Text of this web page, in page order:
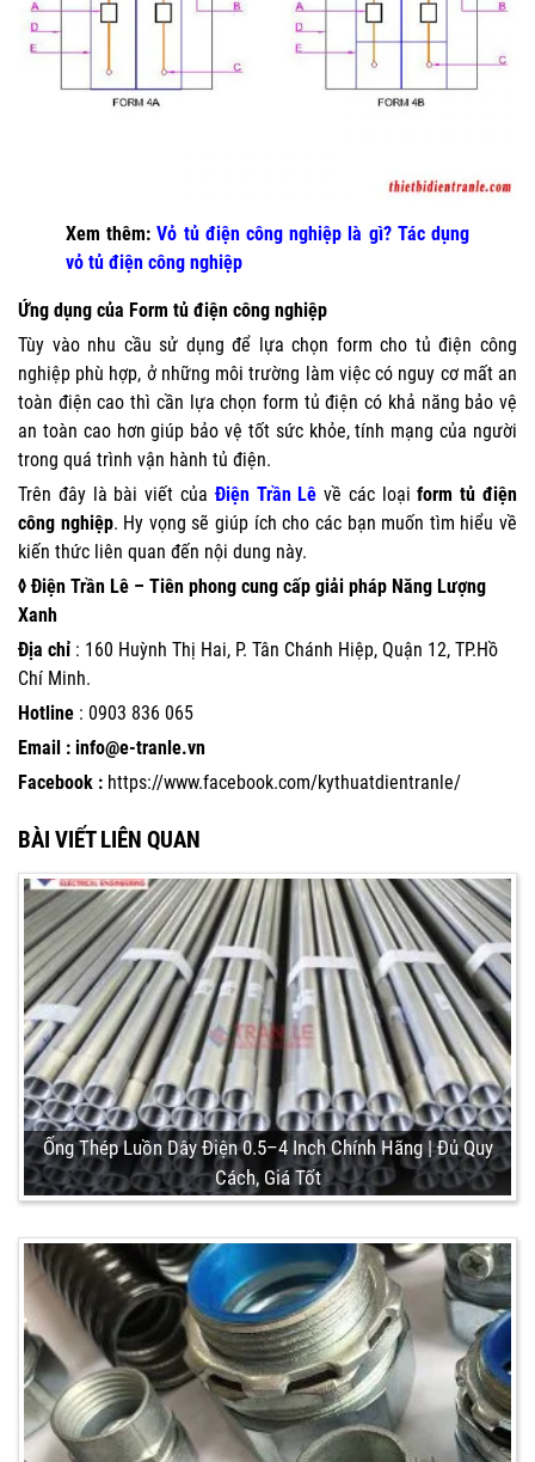
Xem thêm:Vỏ tủ điện công nghiệp là gì? Tác dụng
vỏ tủ điện công nghiệp
Ứng dụng của Form tủ điện công nghiệp
Tùy vào nhu cầu sử dụng để lựa chọn form cho tủ điện công
nghiệp phù hợp, ở những môi trường làm việc có nguy cơ mất an
toàn điện cao thì cần lựa chọn form tủ điện có khả năng bảo vệ
an toàn cao hơn giúp bảo vệ tốt sức khỏe, tính mạng của người
trong quá trình vận hành tủ điện.
Trên đây là bài viết của Điện Trần Lê về các loạiform tủ điện
công nghiệp. Hy vọng sẽ giúp ích cho các bạn muốn tìm hiểu về
kiến thức liên quan đến nội dung này.
◊ Điện Trần Lê – Tiên phong cung cấp giải pháp Năng Lượng
Xanh
Địa chỉ : 160 Huỳnh Thị Hai, P. Tân Chánh Hiệp, Quận 12, TP.Hồ
Chí Minh.
Hotline : 0903 836 065
Email : info@e-tranle.vn
Facebook : https://www.facebook.com/kythuatdientranle/
BÀI VIẾT LIÊN QUAN
Ống Thép Luồn Dây Điện 0.5–4 Inch Chính Hãng | Đủ Quy
Cách, Giá Tốt